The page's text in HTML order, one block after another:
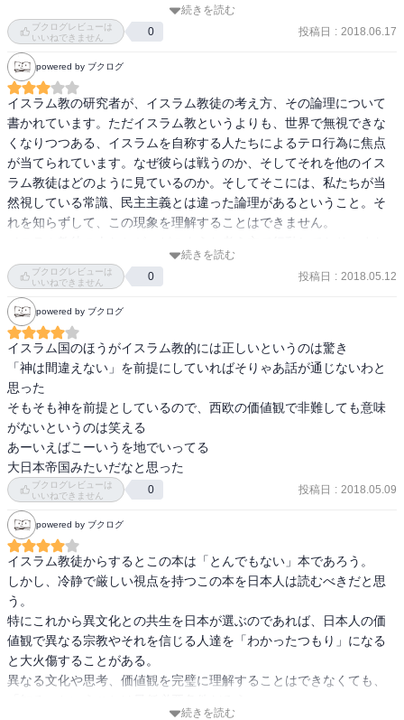
気がするけどどうだろうか。
続きを読む
ブクログレビューは
いいねできません
0 投稿日 : 2018.06.17
powered by ブクログ
イスラム教の研究者が、イスラム教徒の考え方、その論理について
書かれています。ただイスラム教というよりも、世界で無視できな
くなりつつある、イスラムを自称する人たちによるテロ行為に焦点
が当てられています。なぜ彼らは戦うのか、そしてそれを他のイス
ラム教徒はどのように見ているのか。そしてそこには、私たちが当
然視している常識、民主主義とは違った論理があるということ。そ
れを知らずして、この現象を理解することはできません。
個々人それぞれの穏健と過激の行動の違いに矛盾がないことなど、
なるほどと思いながら読むことができます。ただなぜそういった考
え方をするのか。なぜ神が言っているから正当化されるのか。とい
った疑問も読みながら感じました。それには歴史的な背景も別の本
などを合わせて読むことで補強が必要と思います。
続きを読む
ブクログレビューは
いいねできません
0 投稿日 : 2018.05.12
powered by ブクログ
イスラム国のほうがイスラム教的には正しいというのは驚き
「神は間違えない」を前提にしていればそりゃあ話が通じないわと
思った
そもそも神を前提としているので、西欧の価値観で非難しても意味
がないというのは笑える
あーいえばこーいうを地でいってる
大日本帝国みたいだなと思った
ブクログレビューは
いいねできません
0 投稿日 : 2018.05.09
powered by ブクログ
イスラム教徒からするとこの本は「とんでもない」本であろう。
しかし、冷静で厳しい視点を持つこの本を日本人は読むべきだと思
う。
特にこれから異文化との共生を日本が選ぶのであれば、日本人の価
値観で異なる宗教やそれを信じる人達を「わかったつもり」になる
と大火傷することがある。
異なる文化や思考、価値観を完璧に理解することはできなくても、
続きを読む